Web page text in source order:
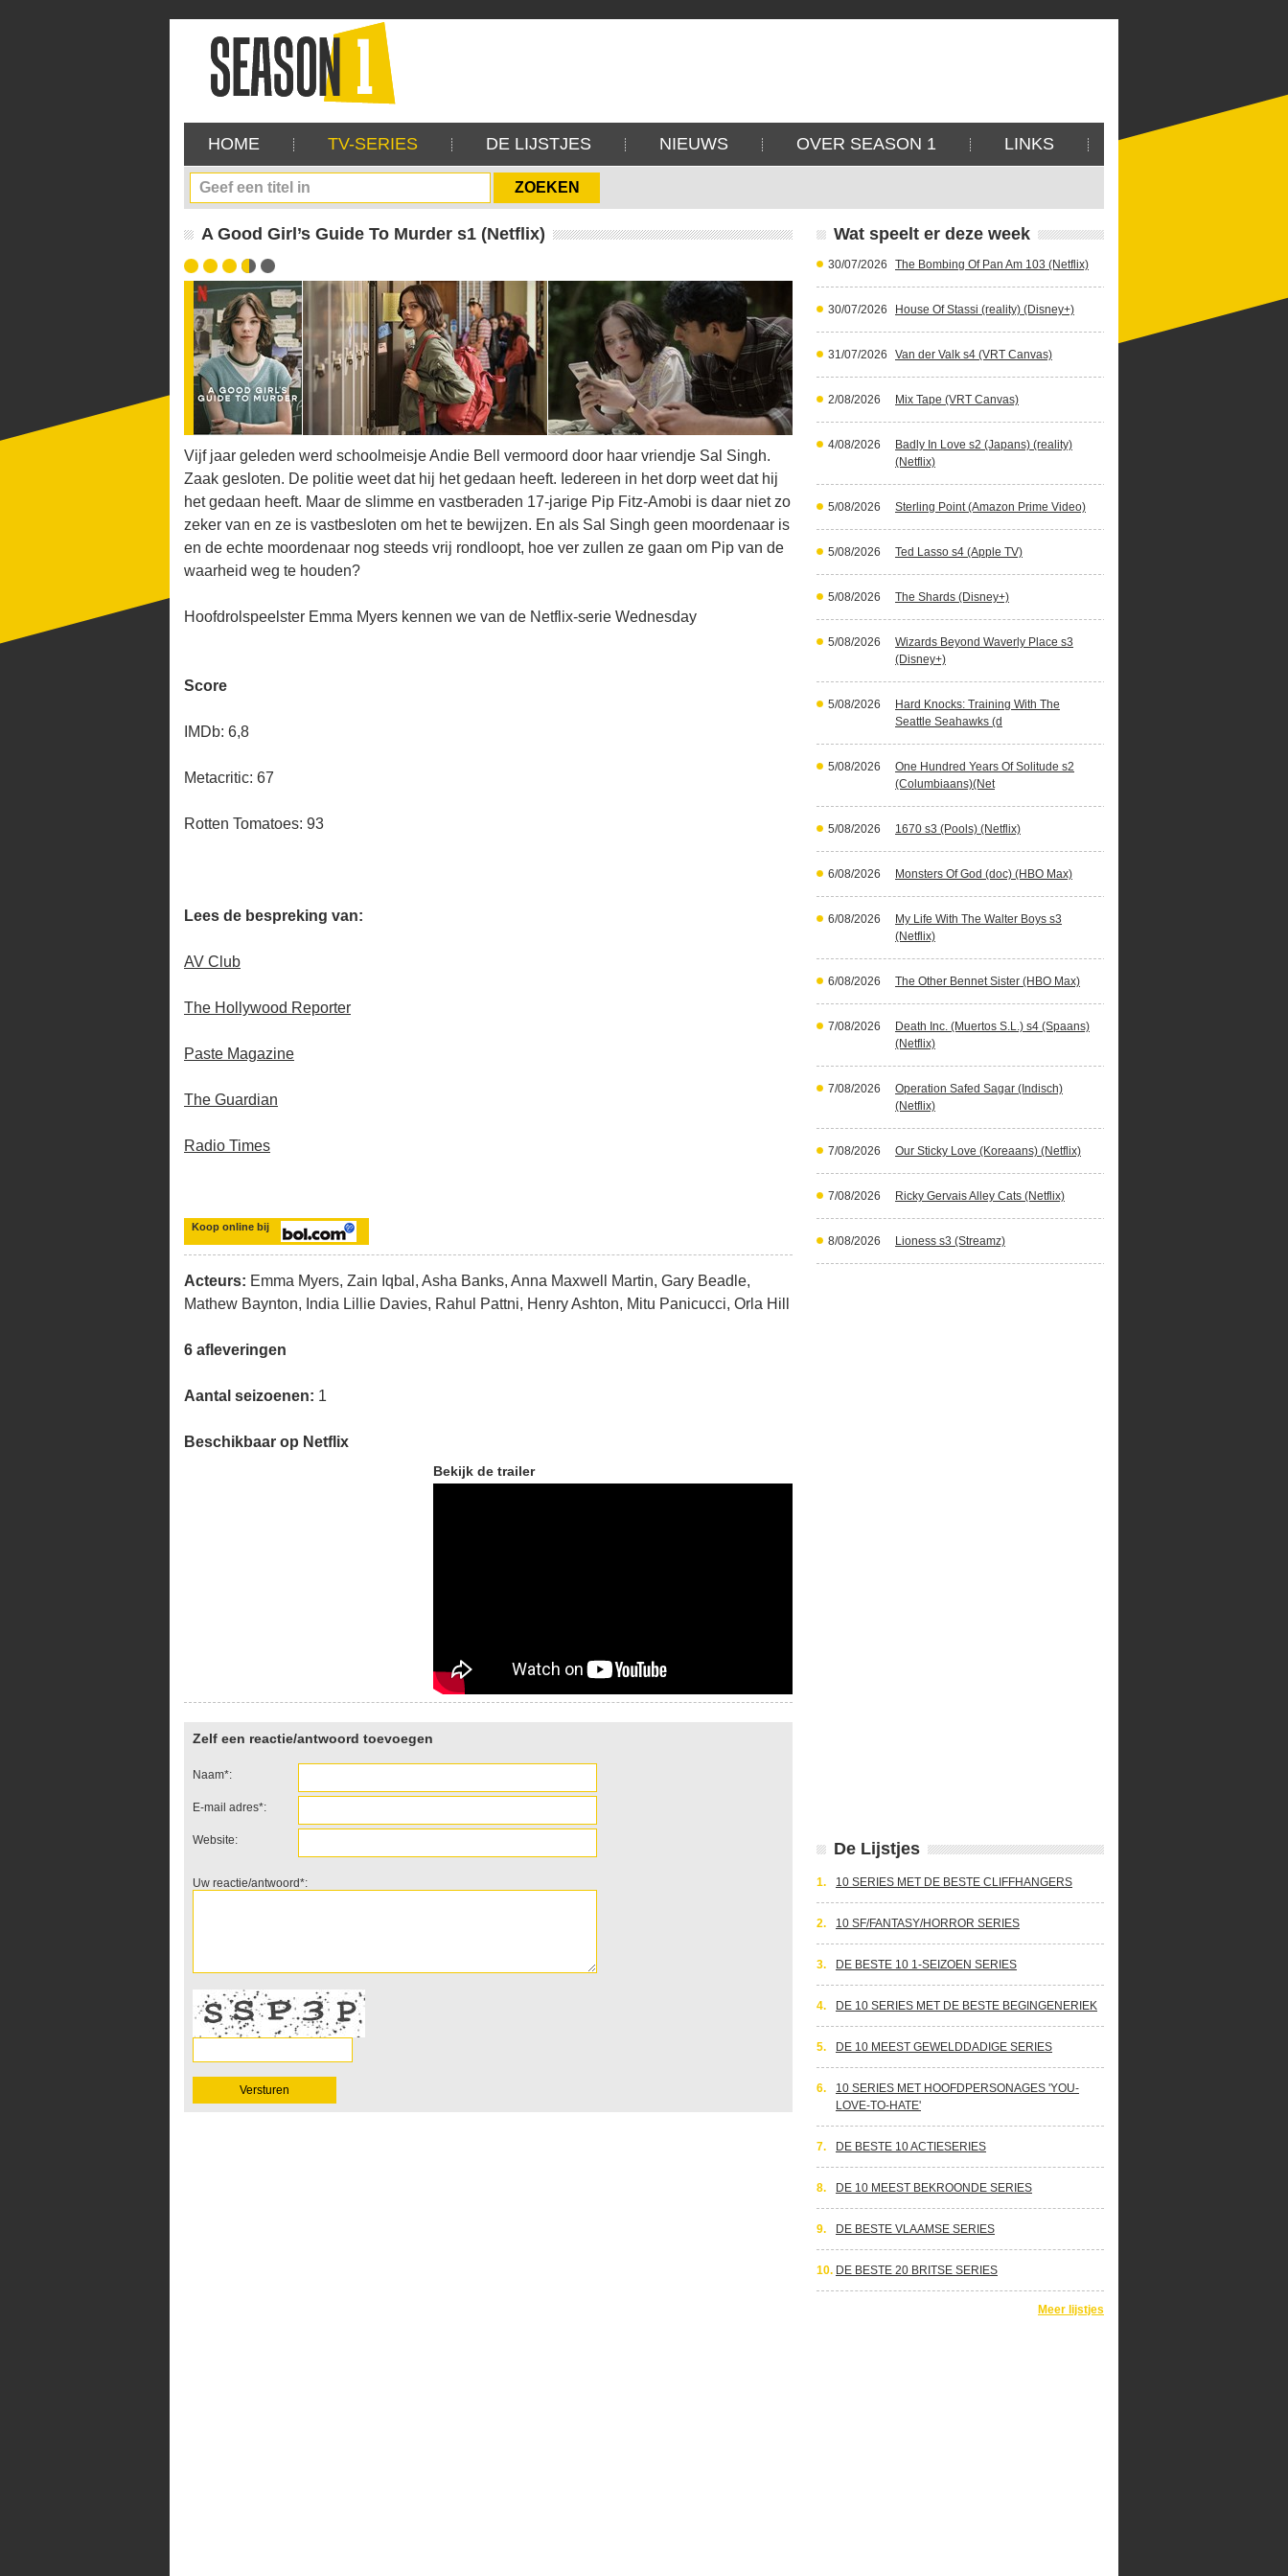
HOME TV-SERIES DE LIJSTJES NIEUWS OVER SEASON 1 LINKS
A Good Girl’s Guide To Murder s1 (Netflix)
Vijf jaar geleden werd schoolmeisje Andie Bell vermoord door haar vriendje Sal Singh.
Zaak gesloten. De politie weet dat hij het gedaan heeft. Iedereen in het dorp weet dat hij
het gedaan heeft. Maar de slimme en vastberaden 17-jarige Pip Fitz-Amobi is daar niet zo
zeker van en ze is vastbesloten om het te bewijzen. En als Sal Singh geen moordenaar is
en de echte moordenaar nog steeds vrij rondloopt, hoe ver zullen ze gaan om Pip van de
waarheid weg te houden?
Hoofdrolspeelster Emma Myers kennen we van de Netflix-serie Wednesday
Score
IMDb: 6,8
Metacritic: 67
Rotten Tomatoes: 93
Lees de bespreking van:
AV Club
The Hollywood Reporter
Paste Magazine
The Guardian
Radio Times
Koop online bij
Acteurs: Emma Myers, Zain Iqbal, Asha Banks, Anna Maxwell Martin, Gary Beadle,
Mathew Baynton, India Lillie Davies, Rahul Pattni, Henry Ashton, Mitu Panicucci, Orla Hill
6 afleveringen
Aantal seizoenen: 1
Beschikbaar op Netflix
Bekijk de trailer
Zelf een reactie/antwoord toevoegen
Naam*:
E-mail adres*:
Website:
Uw reactie/antwoord*:
Wat speelt er deze week
30/07/2026 The Bombing Of Pan Am 103 (Netflix)
30/07/2026 House Of Stassi (reality) (Disney+)
31/07/2026 Van der Valk s4 (VRT Canvas)
2/08/2026 Mix Tape (VRT Canvas)
4/08/2026
Badly In Love s2 (Japans) (reality)
(Netflix)
5/08/2026 Sterling Point (Amazon Prime Video)
5/08/2026 Ted Lasso s4 (Apple TV)
5/08/2026 The Shards (Disney+)
5/08/2026
Wizards Beyond Waverly Place s3
(Disney+)
5/08/2026
Hard Knocks: Training With The
Seattle Seahawks (d
5/08/2026
One Hundred Years Of Solitude s2
(Columbiaans)(Net
5/08/2026 1670 s3 (Pools) (Netflix)
6/08/2026 Monsters Of God (doc) (HBO Max)
6/08/2026
My Life With The Walter Boys s3
(Netflix)
6/08/2026 The Other Bennet Sister (HBO Max)
7/08/2026
Death Inc. (Muertos S.L.) s4 (Spaans)
(Netflix)
7/08/2026
Operation Safed Sagar (Indisch)
(Netflix)
7/08/2026 Our Sticky Love (Koreaans) (Netflix)
7/08/2026 Ricky Gervais Alley Cats (Netflix)
8/08/2026 Lioness s3 (Streamz)
De Lijstjes
1. 10 SERIES MET DE BESTE CLIFFHANGERS
2. 10 SF/FANTASY/HORROR SERIES
3. DE BESTE 10 1-SEIZOEN SERIES
4. DE 10 SERIES MET DE BESTE BEGINGENERIEK
5. DE 10 MEEST GEWELDDADIGE SERIES
6.
10 SERIES MET HOOFDPERSONAGES 'YOU-
LOVE-TO-HATE'
7. DE BESTE 10 ACTIESERIES
8. DE 10 MEEST BEKROONDE SERIES
9. DE BESTE VLAAMSE SERIES
10. DE BESTE 20 BRITSE SERIES
Meer lijstjes